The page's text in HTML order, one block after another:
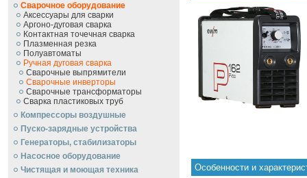
Сварочное оборудование
Аксессуары для сварки
Аргоно-дуговая сварка
Контактная точечная сварка
Плазменная резка
Полуавтоматы
Ручная дуговая сварка
Сварочные выпрямители
Сварочные инверторы
Сварочные трансформаторы
Сварка пластиковых труб
Компрессоры воздушные
Пуско-зарядные устройства
Генераторы, стабилизаторы
Насосное оборудование
Чистящая и моющая техника
Особенности и